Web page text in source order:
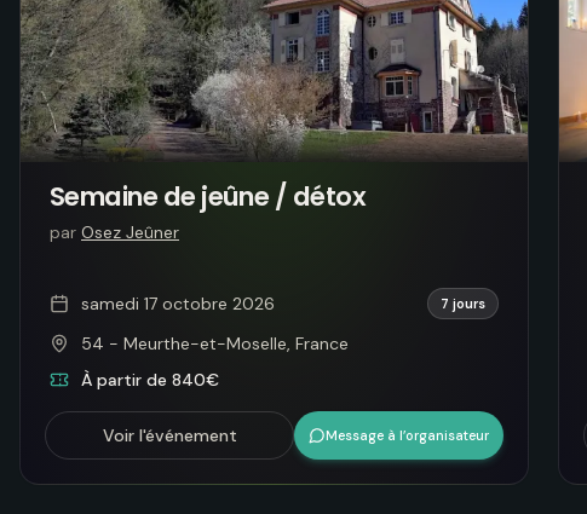
Semaine de jeûne / détox
par Osez Jeûner
samedi 17 octobre 2026 7 jours
54 - Meurthe-et-Moselle, France
À partir de 840€
Voir l'événement Message à l’organisateur